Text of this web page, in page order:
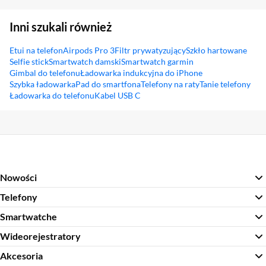
Inni szukali również
Etui na telefonAirpods Pro 3Filtr prywatyzującySzkło hartowane
Selfie stickSmartwatch damskiSmartwatch garmin
Gimbal do telefonuŁadowarka indukcyjna do iPhone
Szybka ładowarkaPad do smartfonaTelefony na ratyTanie telefony
Ładowarka do telefonuKabel USB C
Nowości
Telefony
Smartwatche
Wideorejestratory
Akcesoria